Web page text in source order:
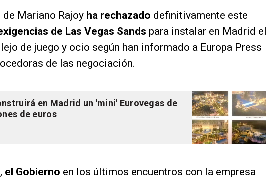
de Mariano Rajoy ha rechazado definitivamente este
de Las Vegas Sands para instalar en Madrid el
de juego y ocio según han informado a Europa Press
de las negociación.
en Madrid un 'mini' Eurovegas de
de euros
el Gobierno en los últimos encuentros con la empresa